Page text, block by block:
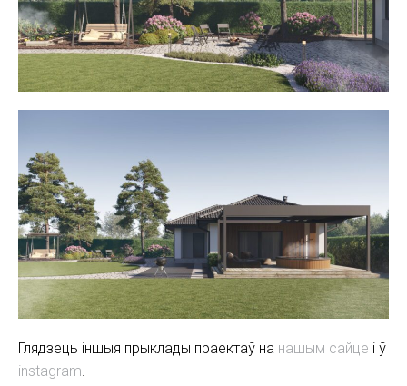
Глядзець іншыя прыклады праектаў на нашым сайце і ў
instagram